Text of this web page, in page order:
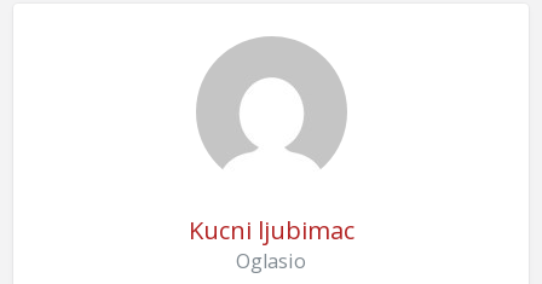
Kucni ljubimac
Oglasio